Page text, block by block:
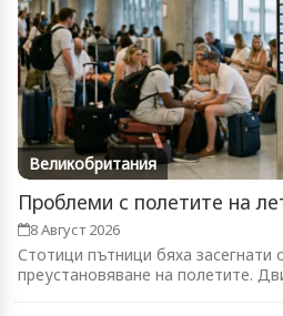
Великобритания
Проблеми с полетите на
8 Август 2026
Стотици пътници бяха засегнати
преустановяване на полетите.